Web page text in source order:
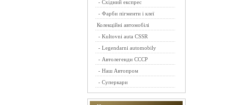
- Східний експрес
- Фарби пігменти і клеї
Колекційні автомобілі
- Kultovni auta CSSR
- Legendarni automobily
- Автолегенди СССР
- Наш Автопром
- Суперкари